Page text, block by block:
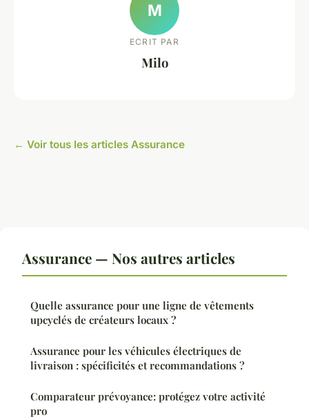
M
ECRIT PAR
Milo
← Voir tous les articles Assurance
Assurance — Nos autres articles
Quelle assurance pour une ligne de vêtements
upcyclés de créateurs locaux ?
Assurance pour les véhicules électriques de
livraison : spécificités et recommandations ?
Comparateur prévoyance: protégez votre activité
pro